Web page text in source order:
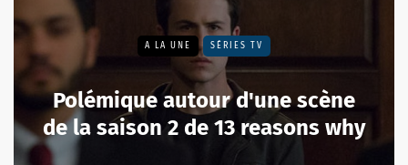
A LA UNE SÉRIES TV
Polémique autour d'une scène
de la saison 2 de 13 reasons why